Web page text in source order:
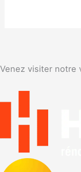
Venez visiter notre